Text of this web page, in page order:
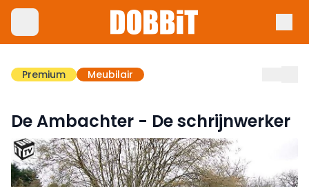
Premium Meubilair
De Ambachter - De schrijnwerker